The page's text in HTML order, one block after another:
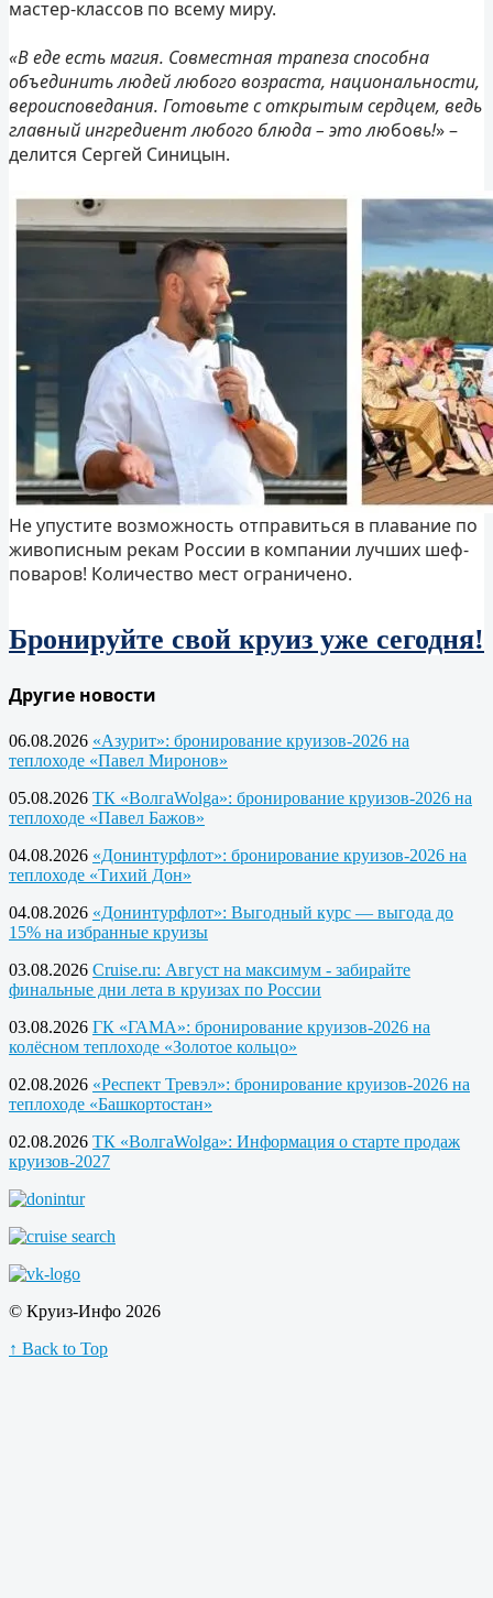
мастер-классов по всему миру.
«В еде есть магия. Совместная трапеза способна
объединить людей любого возраста, национальности,
вероисповедания. Готовьте с открытым сердцем, ведь
главный ингредиент любого блюда – это любовь!» –
делится Сергей Синицын.
Не упустите возможность отправиться в плавание по
живописным рекам России в компании лучших шеф-
поваров! Количество мест ограничено.
Бронируйте свой круиз уже сегодня!
Другие новости
06.08.2026 «Азурит»: бронирование круизов-2026 на
теплоходе «Павел Миронов»
05.08.2026 ТК «ВолгаWolga»: бронирование круизов-2026 на
теплоходе «Павел Бажов»
04.08.2026 «Донинтурфлот»: бронирование круизов-2026 на
теплоходе «Тихий Дон»
04.08.2026 «Донинтурфлот»: Выгодный курс — выгода до
15% на избранные круизы
03.08.2026 Cruise.ru: Август на максимум - забирайте
финальные дни лета в круизах по России
03.08.2026 ГК «ГАМА»: бронирование круизов-2026 на
колёсном теплоходе «Золотое кольцо»
02.08.2026 «Респект Тревэл»: бронирование круизов-2026 на
теплоходе «Башкортостан»
02.08.2026 ТК «ВолгаWolga»: Информация о старте продаж
круизов-2027
© Круиз-Инфо 2026
↑ Back to Top